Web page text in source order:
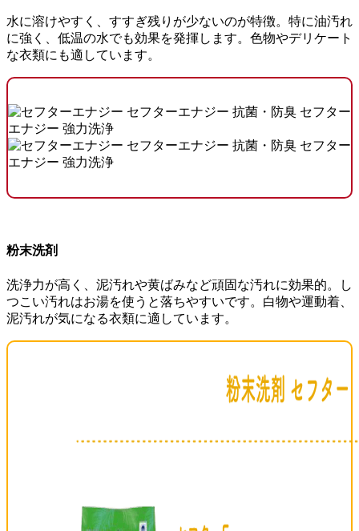
水に溶けやすく、すすぎ残りが少ないのが特徴。特に油汚れ
に強く、低温の水でも効果を発揮します。色物やデリケート
な衣類にも適しています。
粉末洗剤
洗浄力が高く、泥汚れや黄ばみなど頑固な汚れに効果的。し
つこい汚れはお湯を使うと落ちやすいです。白物や運動着、
泥汚れが気になる衣類に適しています。